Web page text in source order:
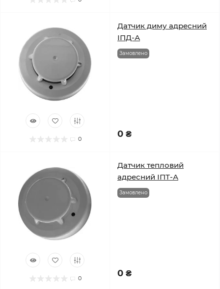
0
Датчик диму адресний
ІПД-А
Замовлено
0 ₴
0
Датчик тепловий
адресний ІПТ-А
Замовлено
0 ₴